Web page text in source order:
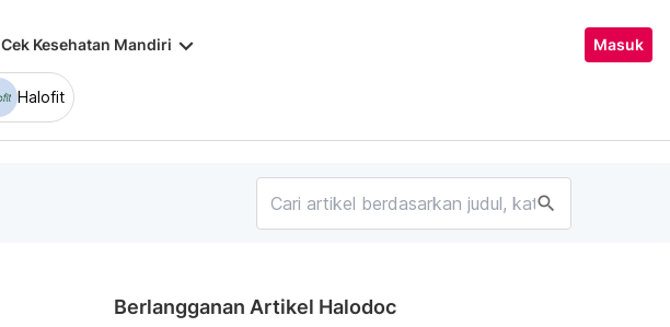
Cek Kesehatan Mandiri keyboard_arrow_down Masuk
Halofit
search
Berlangganan Artikel Halodoc